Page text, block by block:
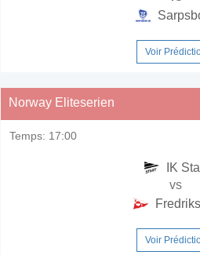
Voir
Norway Eliteserien
Temps: 17:00
IK
vs
Voir